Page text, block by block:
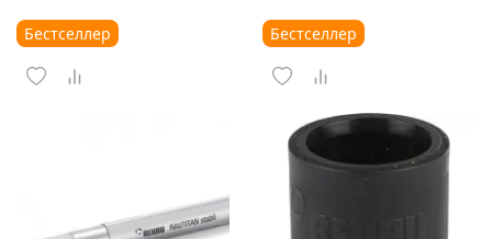
Бестселлер Бестселлер